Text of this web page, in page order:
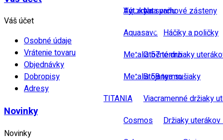
Výtoky na vaňu
Aquamat
Aquasave
Metalia 57 termo
Metalia 58 termo
TITANIA
Cosmos
Na sprchové zásteny
Háčiky a poličky
Otočné držiaky
Stojanya sušiaky
Viacramenné držiaky
Držiaky
Váš účet
Osobné údaje
Vrátenie tovaru
Objednávky
Dobropisy
Adresy
Novinky
Novinky